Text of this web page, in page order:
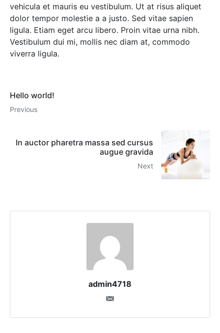
vehicula et mauris eu vestibulum. Ut at risus aliquet
dolor tempor molestie a a justo. Sed vitae sapien
ligula. Etiam eget arcu libero. Proin vitae urna nibh.
Vestibulum dui mi, mollis nec diam at, commodo
viverra ligula.
Hello world!
Previous
In auctor pharetra massa sed cursus
augue gravida
Next
admin4718